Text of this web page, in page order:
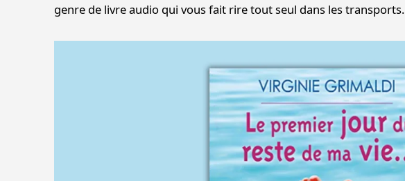
genre de livre audio qui vous fait rire tout seul dans les transports.